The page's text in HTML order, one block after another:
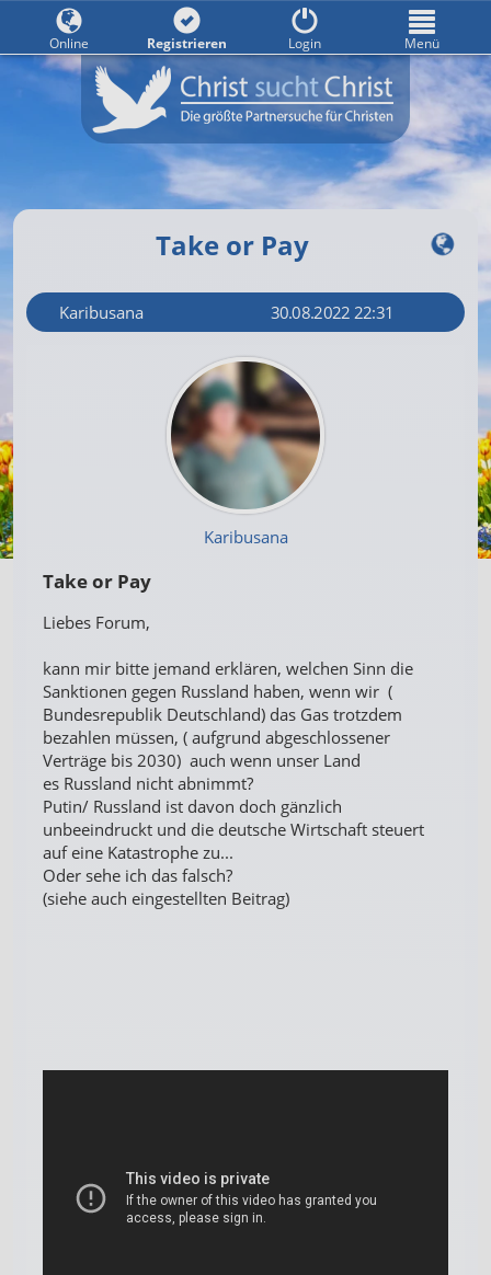
Take or Pay
Karibusana 30.08.2022 22:31
Karibusana
Take or Pay
Liebes Forum,
kann mir bitte jemand erklären, welchen Sinn die
Sanktionen gegen Russland haben, wenn wir (
Bundesrepublik Deutschland) das Gas trotzdem
bezahlen müssen, ( aufgrund abgeschlossener
Verträge bis 2030) auch wenn unser Land
es Russland nicht abnimmt?
Putin/ Russland ist davon doch gänzlich
unbeeindruckt und die deutsche Wirtschaft steuert
auf eine Katastrophe zu...
Oder sehe ich das falsch?
(siehe auch eingestellten Beitrag)
Online Registrieren Login Menü